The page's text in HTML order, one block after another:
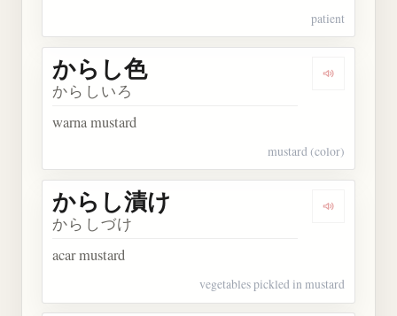
patient
Dengarkan
からし色
からしいろ
warna mustard
mustard (color)
Dengarkan
からし漬け
からしづけ
acar mustard
vegetables pickled in mustard